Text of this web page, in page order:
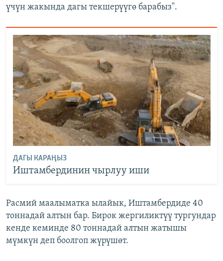
үчүн жакында дагы текшерүүгө барабыз".
ДАГЫ КАРАҢЫЗ
Иштамбердинин чырлуу иши
Расмий маалыматка ылайык, Иштамбердиде 40
тоннадай алтын бар. Бирок жергиликтүү тургундар
кенде кеминде 80 тоннадай алтын жатышы
мүмкүн деп боолгоп жүрүшөт.